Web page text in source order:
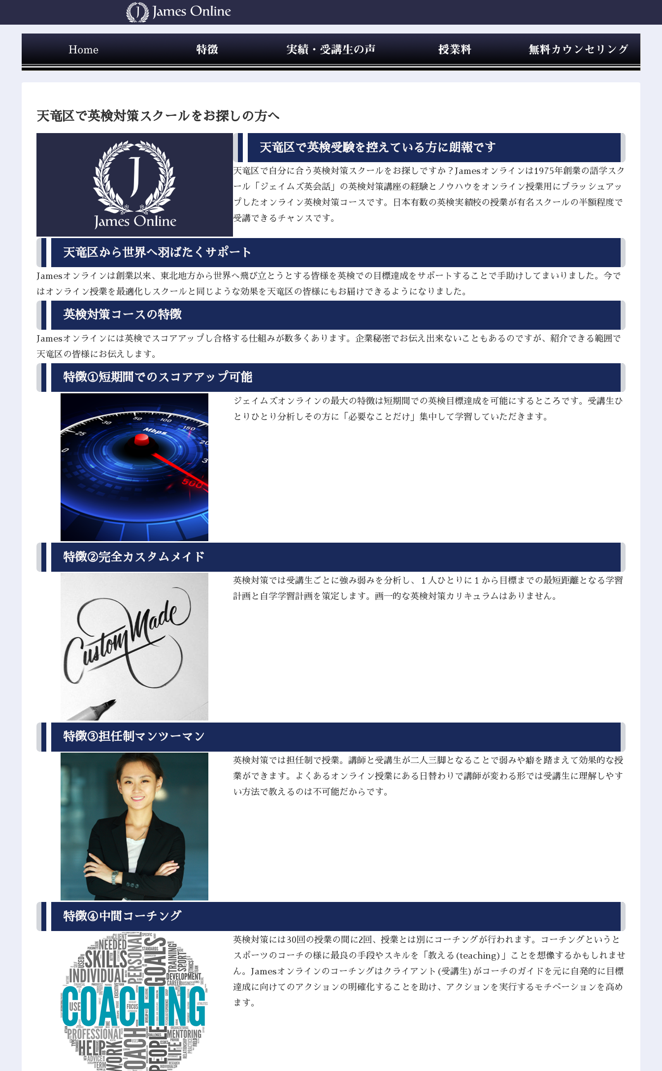
天竜区で英検対策スクールをお探しの方へ
天竜区で英検受験を控えている方に朗報です
天竜区で自分に合う英検対策スクールをお探しですか？Jamesオンラインは1975年創業の語学スク
ール「ジェイムズ英会話」の英検対策講座の経験とノウハウをオンライン授業用にブラッシュアッ
プしたオンライン英検対策コースです。日本有数の英検実績校の授業が有名スクールの半額程度で
受講できるチャンスです。
天竜区から世界へ羽ばたくサポート
Jamesオンラインは創業以来、東北地方から世界へ飛び立とうとする皆様を英検での目標達成をサポートすることで手助けしてまいりました。今で
はオンライン授業を最適化しスクールと同じような効果を天竜区の皆様にもお届けできるようになりました。
英検対策コースの特徴
Jamesオンラインには英検でスコアアップし合格する仕組みが数多くあります。企業秘密でお伝え出来ないこともあるのですが、紹介できる範囲で
天竜区の皆様にお伝えします。
特徴①短期間でのスコアアップ可能
ジェイムズオンラインの最大の特徴は短期間での英検目標達成を可能にするところです。受講生ひ
とりひとり分析しその方に「必要なことだけ」集中して学習していただきます。
特徴②完全カスタムメイド
英検対策では受講生ごとに強み弱みを分析し、１人ひとりに１から目標までの最短距離となる学習
計画と自学学習計画を策定します。画一的な英検対策カリキュラムはありません。
特徴③担任制マンツーマン
英検対策では担任制で授業。講師と受講生が二人三脚となることで弱みや癖を踏まえて効果的な授
業ができます。よくあるオンライン授業にある日替わりで講師が変わる形では受講生に理解しやす
い方法で教えるのは不可能だからです。
特徴④中間コーチング
英検対策には30回の授業の間に2回、授業とは別にコーチングが行われます。コーチングというと
スポーツのコーチの様に最良の手段やスキルを「教える(teaching)」ことを想像するかもしれませ
ん。Jamesオンラインのコーチングはクライアント(受講生)がコーチのガイドを元に自発的に目標
達成に向けてのアクションの明確化することを助け、アクションを実行するモチベーションを高め
ます。